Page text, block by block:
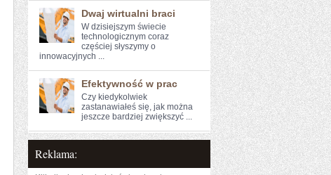
Dwaj wirtualni braci
W ​dzisiejszym świecie
technologicznym ​coraz⁢
częściej słyszymy o
innowacyjnych ...
Efektywność w prac
Czy kiedykolwiek
zastanawiałeś się, jak można
jeszcze bardziej⁣ zwiększyć ...
Reklama: